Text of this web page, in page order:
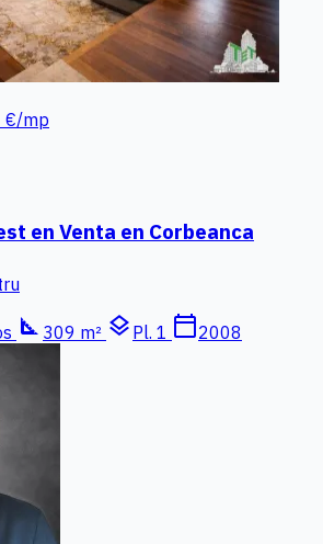
€/mp
en Venta en Corbeanca
square_foot 309 m² layers Pl. 1 calendar_today2008